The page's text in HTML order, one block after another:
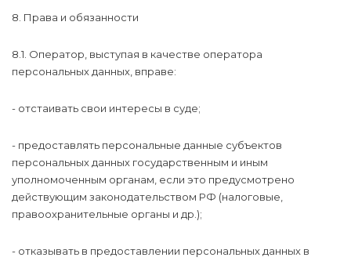
8. Права и обязанности
8.1. Оператор, выступая в качестве оператора
персональных данных, вправе:
- отстаивать свои интересы в суде;
- предоставлять персональные данные субъектов
персональных данных государственным и иным
уполномоченным органам, если это предусмотрено
действующим законодательством РФ (налоговые,
правоохранительные органы и др.);
- отказывать в предоставлении персональных данных в